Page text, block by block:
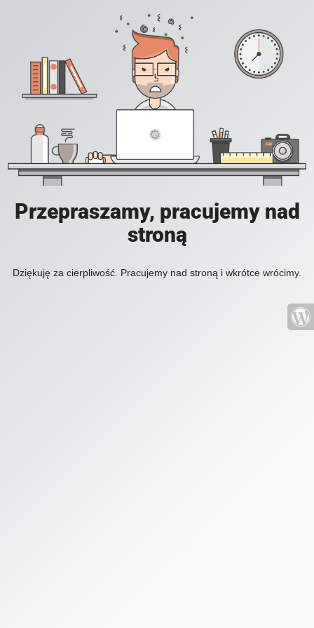
Przepraszamy, pracujemy nad
stroną
Dziękuję za cierpliwość. Pracujemy nad stroną i wkrótce wrócimy.